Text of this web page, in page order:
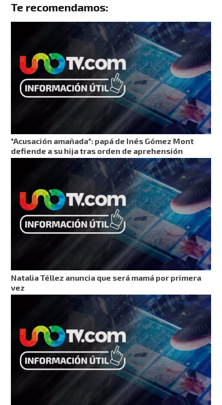
Te recomendamos:
"Acusación amañada": papá de Inés Gómez Mont
defiende a su hija tras orden de aprehensión
Natalia Téllez anuncia que será mamá por primera
vez